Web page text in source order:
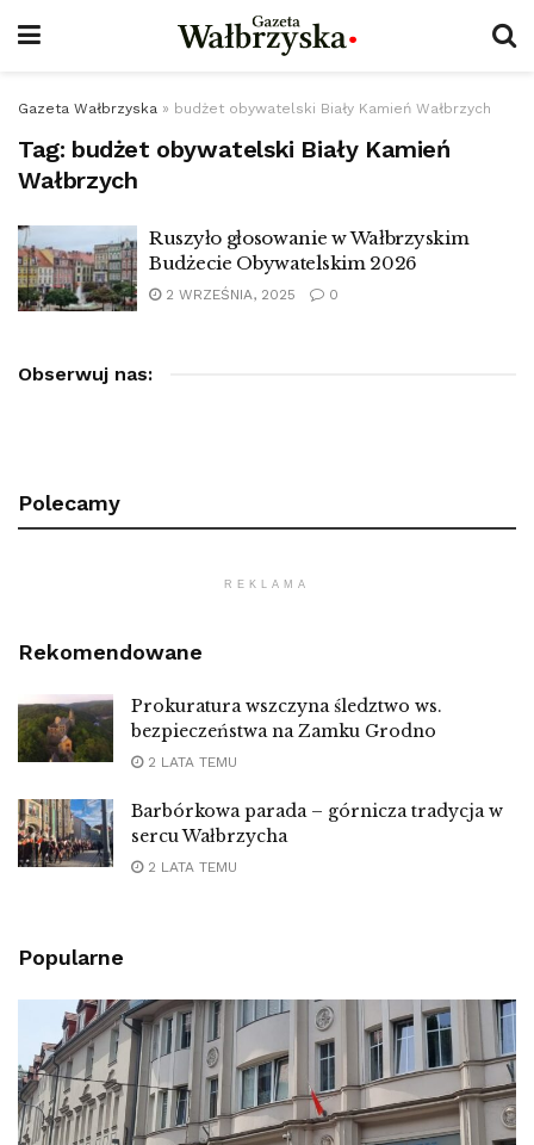
Gazeta Wałbrzyska » budżet obywatelski Biały Kamień Wałbrzych
Tag: budżet obywatelski Biały Kamień
Wałbrzych
Ruszyło głosowanie w Wałbrzyskim
Budżecie Obywatelskim 2026
2 WRZEŚNIA, 2025 0
Obserwuj nas:
Polecamy
REKLAMA
Rekomendowane
Prokuratura wszczyna śledztwo ws.
bezpieczeństwa na Zamku Grodno
2 LATA TEMU
Barbórkowa parada – górnicza tradycja w
sercu Wałbrzycha
2 LATA TEMU
Popularne